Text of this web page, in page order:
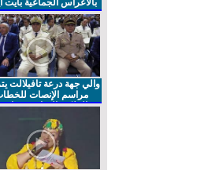
بالاعراس الجماعية بأيت
والي جهة درعة تافيلالت
مراسم الإنصات للخطاب
الملكي السامي بمناسبة